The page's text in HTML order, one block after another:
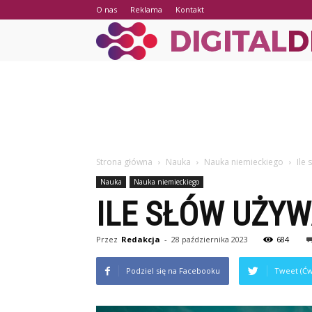
O nas Reklama Kontakt
Strona główna Nauka Nauka niemieckiego Ile
Nauka Nauka niemieckiego
ILE SŁÓW
Przez Redakcja - 28 października 2023 684
Podziel się na Facebooku Tweet